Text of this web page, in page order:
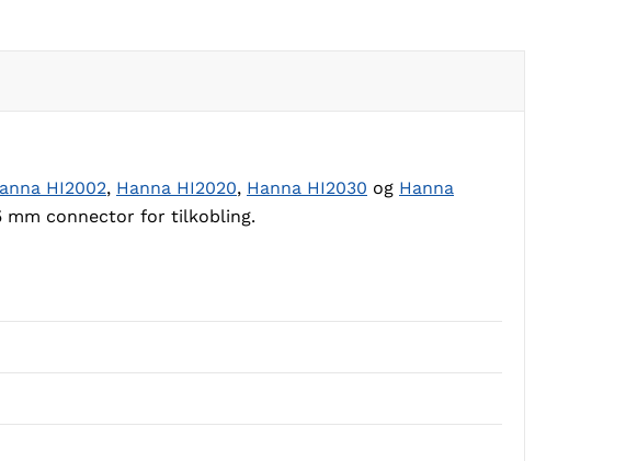
HI2002, Hanna HI2020, Hanna HI2030 og Hanna
mm connector for tilkobling.